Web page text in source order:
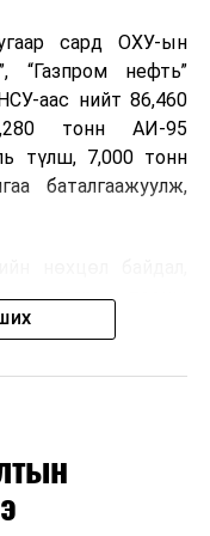
сард ОХУ-ын
“Газпром нефть”
аас нийт 86,460
тонн АИ-95
түлш, 7,000 тонн
баталгаажуулж,
газрын тосны
буураагүй байна.
худалдан
хүрчээ.
үнийн өсөлтийг
онцгой албан
салбарын сайд